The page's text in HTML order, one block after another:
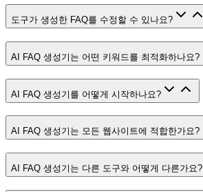
도구가 생성한 FAQ를 수정할 수 있나요?
AI FAQ 생성기는 어떤 키워드를 최적화하나요?
AI FAQ 생성기를 어떻게 시작하나요?
AI FAQ 생성기는 모든 웹사이트에 적합한가요?
AI FAQ 생성기는 다른 도구와 어떻게 다른가요?